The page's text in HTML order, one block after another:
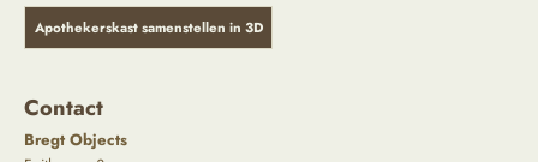
Apothekerskast samenstellen in 3D
Contact
Bregt Objects